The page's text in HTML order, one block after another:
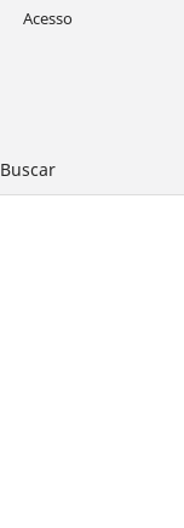
Buscar
Acesso